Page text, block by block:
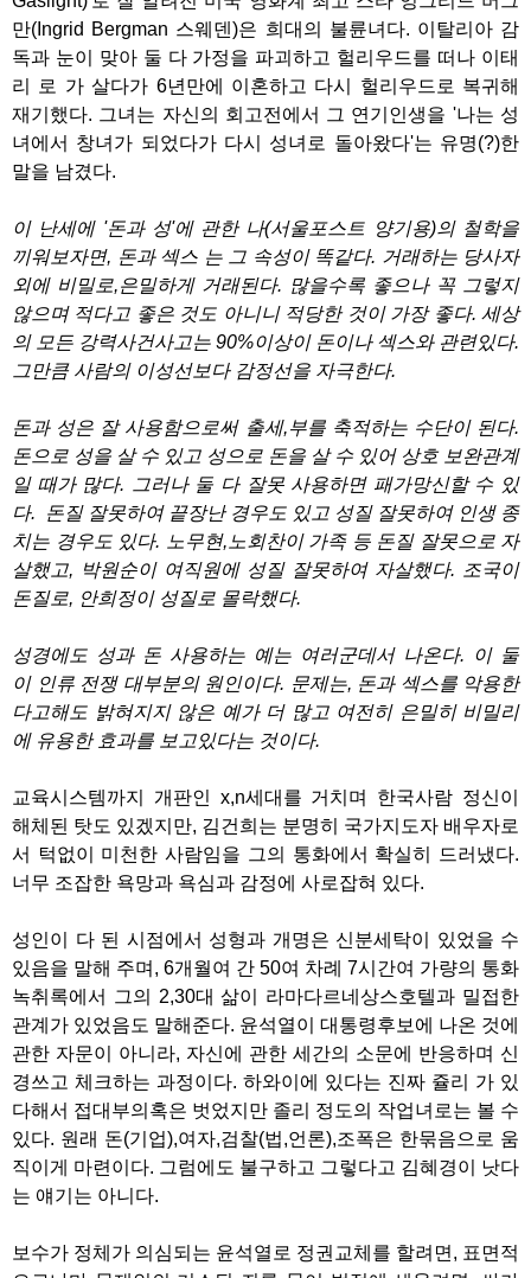
만( Ingrid Bergman 스웨덴)은 희대의 불륜녀다. 이탈리아 감
독과 눈이 맞아 둘 다 가정을 파괴하고 헐리우드를 떠나 이태
리 로 가 살다가 6년만에 이혼하고 다시 헐리우드로 복귀해
재기했다. 그녀는 자신의 회고전에서 그 연기인생을 '나는 성
녀에서 창녀가 되었다가 다시 성녀로 돌아왔다'는 유명(?)한
말을 남겼다.
이 난세에 '돈과 성'에 관한 나(서울포스트 양기용)의 철학을
끼워보자면, 돈과 섹스 는 그 속성이 똑같다. 거래하는 당사자
외에 비밀로,은밀하게 거래된다. 많을수록 좋으나 꼭 그렇지
않으며 적다고 좋은 것도 아니니 적당한 것이 가장 좋다. 세상
의 모든 강력사건사고는 90%이상이 돈이나 섹스와 관련있다.
그만큼 사람의 이성선보다 감정선을 자극한다.
돈과 성은 잘 사용함으로써 출세,부를 축적하는 수단이 된다.
돈으로 성을 살 수 있고 성으로 돈을 살 수 있어 상호 보완관계
일 때가 많다. 그러나 둘 다 잘못 사용하면 패가망신할 수 있
다. 돈질 잘못하여 끝장난 경우도 있고 성질 잘못하여 인생 종
치는 경우도 있다. 노무현,노회찬이 가족 등 돈질 잘못으로 자
살했고, 박원순이 여직원에 성질 잘못하여 자살했다. 조국이
돈질로, 안희정이 성질로 몰락했다.
성경에도 성과 돈 사용하는 예는 여러군데서 나온다. 이 둘
이 인류 전쟁 대부분의 원인이다. 문제는, 돈과 섹스를 악용한
다고해도 밝혀지지 않은 예가 더 많고 여전히 은밀히 비밀리
에 유용한 효과를 보고있다는 것이다.
교육시스템까지 개판인 x,n세대를 거치며 한국사람 정신이
해체된 탓도 있겠지만, 김건희는 분명히 국가지도자 배우자로
서 턱없이 미천한 사람임을 그의 통화에서 확실히 드러냈다.
너무 조잡한 욕망과 욕심과 감정에 사로잡혀 있다.
성인이 다 된 시점에서 성형과 개명은 신분세탁이 있었을 수
있음을 말해 주며, 6개월여 간 50여 차례 7시간여 가량의 통화
녹취록에서 그의 2,30대 삶이 라마다르네상스호텔과 밀접한
관계가 있었음도 말해준다. 윤석열이 대통령후보에 나온 것에
관한 자문이 아니라, 자신에 관한 세간의 소문에 반응하며 신
경쓰고 체크하는 과정이다. 하와이에 있다는 진짜 쥴리 가 있
다해서 접대부의혹은 벗었지만 졸리 정도의 작업녀로는 볼 수
있다. 원래 돈(기업),여자,검찰(법,언론),조폭은 한묶음으로 움
직이게 마련이다. 그럼에도 불구하고 그렇다고 김혜경이 낫다
는 얘기는 아니다.
보수가 정체가 의심되는 윤석열로 정권교체를 할려면, 표면적